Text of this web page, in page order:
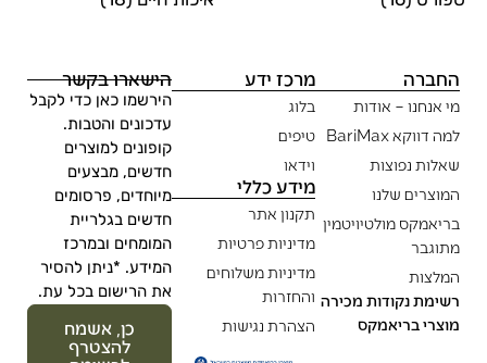
החברה
מי אנחנו – אודות
למה דווקא BariMax
שאלות נפוצות
המוצרים שלנו
בריאמקס מולטיויטמין
מתוגבר
המלצות
רשימת נקודות מכירה
מוצרי בריאמקס
מרכז ידע
בלוג
טיפים
וידאו
מידע כללי
תקנון אתר
מדיניות פרטיות
מדיניות משלוחים
והחזרות
הצהרת נגישות
הישארו בקשר
הירשמו כאן כדי לקבל
עדכונים והטבות.
קופונים למוצרים
חדשים, מבצעים
מיוחדים, פרסומים
חדשים בגלריית
המומחים ובמרכז
המידע. *ניתן להסיר
את הרישום בכל עת.
כן, אשמח
להצטרף